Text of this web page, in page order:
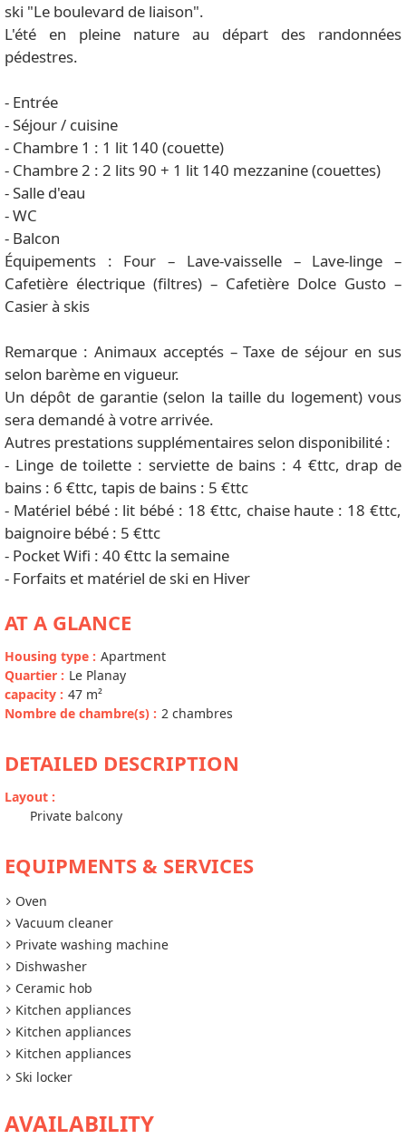
ski "Le boulevard de liaison".
L'été en pleine nature au départ des randonnées
pédestres.
- Entrée
- Séjour / cuisine
- Chambre 1 : 1 lit 140 (couette)
- Chambre 2 : 2 lits 90 + 1 lit 140 mezzanine (couettes)
- Salle d'eau
- WC
- Balcon
Équipements : Four – Lave-vaisselle – Lave-linge –
Cafetière électrique (filtres) – Cafetière Dolce Gusto –
Casier à skis
Remarque : Animaux acceptés – Taxe de séjour en sus
selon barème en vigueur.
Un dépôt de garantie (selon la taille du logement) vous
sera demandé à votre arrivée.
Autres prestations supplémentaires selon disponibilité :
- Linge de toilette : serviette de bains : 4 €ttc, drap de
bains : 6 €ttc, tapis de bains : 5 €ttc
- Matériel bébé : lit bébé : 18 €ttc, chaise haute : 18 €ttc,
baignoire bébé : 5 €ttc
- Pocket Wifi : 40 €ttc la semaine
- Forfaits et matériel de ski en Hiver
AT A GLANCE
Housing type : Apartment
Quartier : Le Planay
capacity : 47 m²
Nombre de chambre(s) : 2 chambres
DETAILED DESCRIPTION
Layout :
Private balcony
EQUIPMENTS & SERVICES
Oven
Vacuum cleaner
Private washing machine
Dishwasher
Ceramic hob
Kitchen appliances
Kitchen appliances
Kitchen appliances
Ski locker
AVAILABILITY